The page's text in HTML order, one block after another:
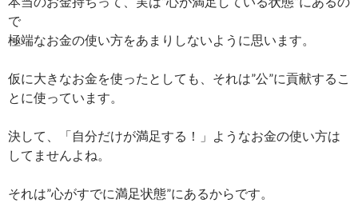
で
極端なお金の使い方をあまりしないように思います。
仮に大きなお金を使ったとしても、それは”公”に貢献するこ
とに使っています。
決して、「自分だけが満足する！」ようなお金の使い方は
してませんよね。
それは”心がすでに満足状態”にあるからです。